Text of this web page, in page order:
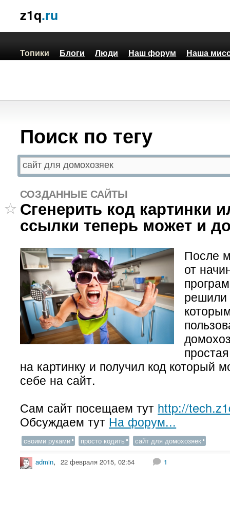
z1q.ru
Топики Блоги Люди Наш форум Наша
Поиск по тегу
СОЗДАННЫЕ САЙТЫ
Сгенерить код картинки
ссылки теперь может и
После
от
решили
на картинку и получил код который
себе на сайт.
Сам сайт посещаем тут http://
Обсуждаем тут На форум...
своими руками просто кодить сайт для домохозяек
admin, 22 февраля 2015, 02:54 1